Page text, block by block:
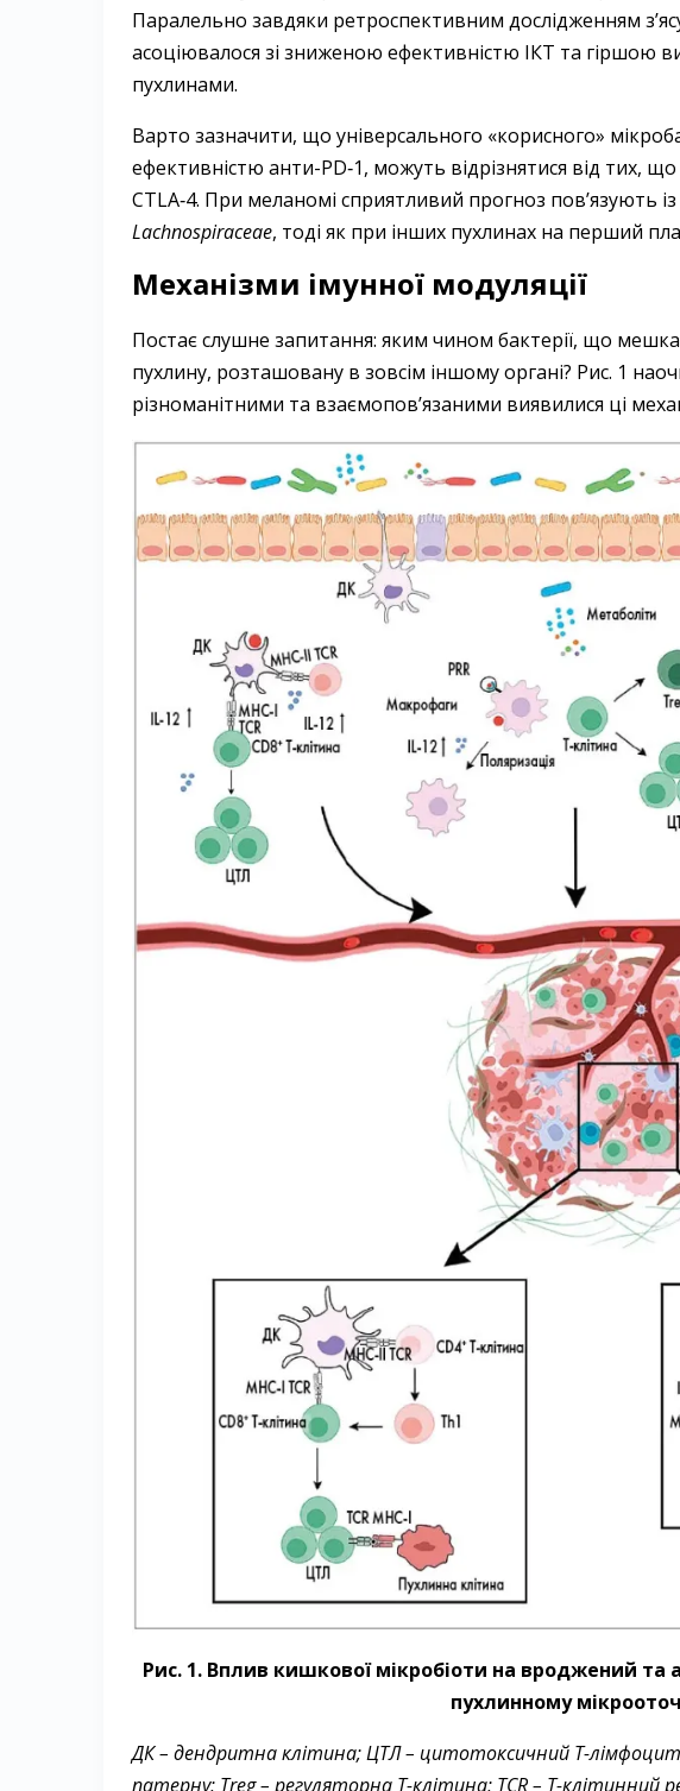
Паралельно завдяки ретроспективним дослідженням
асоціювалося зі зниженою ефективністю ІКТ та гіршою
пухлинами.
Варто зазначити, що універсального «корисного» мікроба
ефективністю анти-PD‑1, можуть відрізнятися від тих,
CTLA‑4. При меланомі сприятливий прогноз пов’язують із
Lachnospiraceae, тоді як при інших пухлинах на перший
Механізми імунної модуляції
Постає слушне запитання: яким чином бактерії, що
пухлину, розташовану в зовсім іншому органі? Рис. 1
різноманітними та взаємопов’язаними виявилися ці
Рис. 1. Вплив кишкової мікробіоти на вроджений та
пухлинному
ДК – дендритна клітина; ЦТЛ – цитотоксичний Т-
патерну; Treg – регуляторна Т-клітина; TCR – Т-клітинний